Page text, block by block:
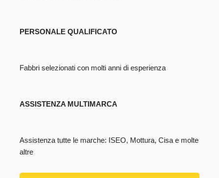
PERSONALE QUALIFICATO
Fabbri selezionati con molti anni di esperienza
ASSISTENZA MULTIMARCA
Assistenza tutte le marche: ISEO, Mottura, Cisa e molte
altre